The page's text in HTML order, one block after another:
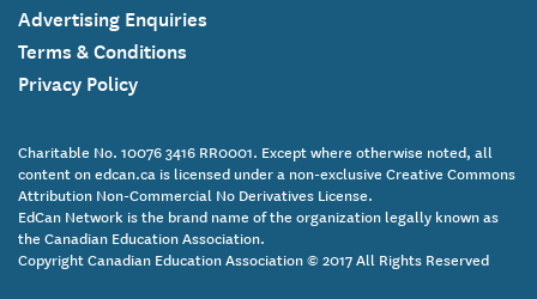
Advertising Enquiries
Terms & Conditions
Privacy Policy
Charitable No. 10076 3416 RR0001. Except where otherwise noted, all
content on edcan.ca is licensed under a non-exclusive Creative Commons
Attribution Non-Commercial No Derivatives License.
EdCan Network is the brand name of the organization legally known as
the Canadian Education Association.
Copyright Canadian Education Association © 2017 All Rights Reserved